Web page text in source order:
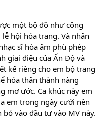
một bộ đồ như công
hội hóa trang. Và nhân
sĩ hòa âm phù phép
giai điệu của Ấn Độ và
kế riêng cho em bộ trang
hóa thân thành nàng
mơ ước. Ca khúc này em
em trong ngày cưới nên
vào đầu tư vào MV này.